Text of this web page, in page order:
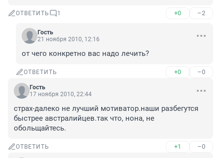
ОТВЕТИТЬ 1 +0 –2
Гость
21 ноября 2010, 12:16
от чего конкретно вас надо лечить?
ОТВЕТИТЬ +0 –0
Гость
17 ноября 2010, 22:44
страх-далеко не лучший мотиватор.наши разбегутся
быстрее австралийцев.так что, нона, не
обольщайтесь.
ОТВЕТИТЬ +1 –0